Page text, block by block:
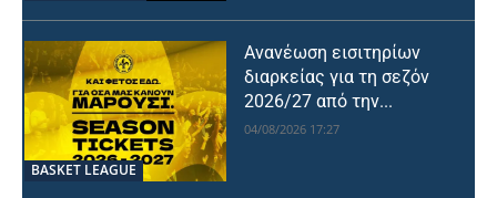
BASKET LEAGUE
Ανανέωση εισιτηρίων
διαρκείας για τη σεζόν
2026/27 από την...
04/08/2026 17:27